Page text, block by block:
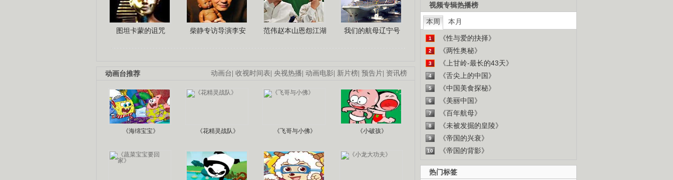
图坦卡蒙的诅咒 柴静专访导演李安 范伟赵本山恩怨江湖 我们的航母辽宁号
动画台| 收视时间表| 央视热播| 动画电影| 新片榜| 预告片| 资讯榜
动画台推荐
《海绵宝宝》 《花精灵战队》 《飞哥与小佛》 《小破孩》
视频专辑热播榜
本周 本月
1 《性与爱的抉择》
2 《两性奥秘》
3 《上甘岭-最长的43天》
4 《舌尖上的中国》
5 《中国美食探秘》
6 《美丽中国》
7 《百年航母》
8 《未被发掘的皇陵》
9 《帝国的兴衰》
10 《帝国的背影》
热门标签